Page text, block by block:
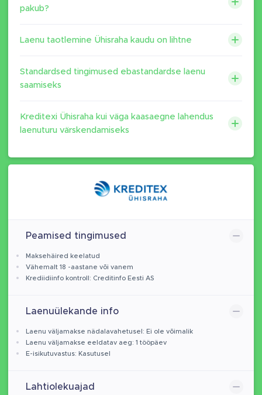
pakub?
Laenu taotlemine Ühisraha kaudu on lihtne
Standardsed tingimused ebastandardse laenu
saamiseks
Kreditexi Ühisraha kui väga kaasaegne lahendus
laenuturu värskendamiseks
Peamised tingimused
Maksehäired keelatud
Vähemalt 18 -aastane või vanem
Krediidiinfo kontroll: Creditinfo Eesti AS
Laenuülekande info
Laenu väljamakse nädalavahetusel: Ei ole võimalik
Laenu väljamakse eeldatav aeg: 1 tööpäev
E-isikutuvastus: Kasutusel
Lahtiolekuajad